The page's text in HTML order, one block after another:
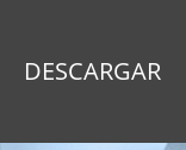
DESCARGAR